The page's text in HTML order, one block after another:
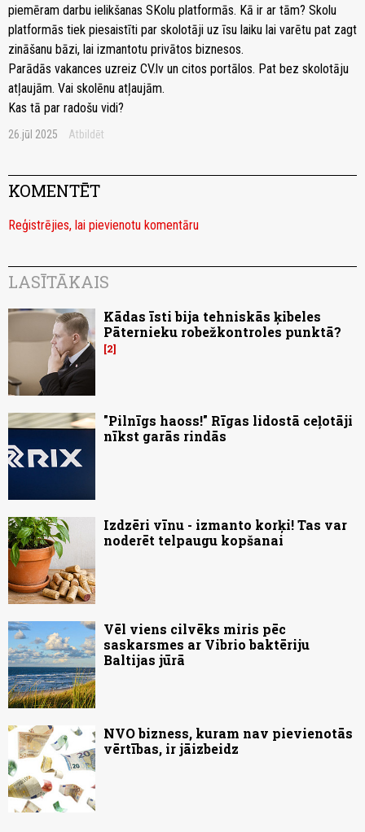
piemēram darbu ielikšanas SKolu platformās. Kā ir ar tām? Skolu
platformās tiek piesaistīti par skolotāji uz īsu laiku lai varētu pat zagt
zināšanu bāzi, lai izmantotu privātos biznesos.
Parādās vakances uzreiz CV.lv un citos portālos. Pat bez skolotāju
atļaujām. Vai skolēnu atļaujām.
Kas tā par radošu vidi?
26.jūl 2025 Atbildēt
KOMENTĒT
Reģistrējies, lai pievienotu komentāru
LASĪTĀKAIS
Kādas īsti bija tehniskās ķibeles
Pāternieku robežkontroles punktā?
2
"Pilnīgs haoss!" Rīgas lidostā ceļotāji
nīkst garās rindās
Izdzēri vīnu - izmanto korķi! Tas var
noderēt telpaugu kopšanai
Vēl viens cilvēks miris pēc
saskarsmes ar Vibrio baktēriju
Baltijas jūrā
NVO bizness, kuram nav pievienotās
vērtības, ir jāizbeidz